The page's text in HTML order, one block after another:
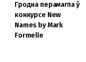
Гродна перамагла ў
конкурсе New
Names by Mark
Formelle